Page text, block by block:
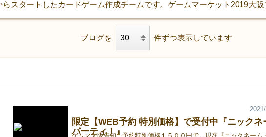
スタートしたカードゲーム作成チームです。ゲームマーケット2019大阪
ブログを 件ずつ表示しています
限定【WEB予約 特別価格】で受付中『ニックネ
パーティ！』